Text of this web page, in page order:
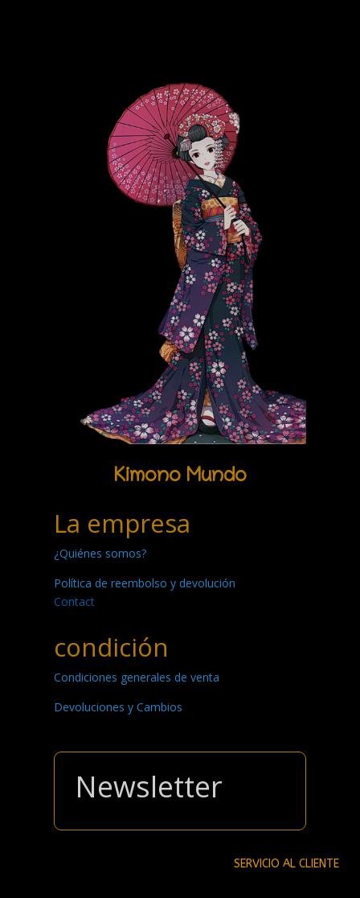
Kimono Mundo
La empresa
¿Quiénes somos?
Política de reembolso y devolución
Contact
condición
Condiciones generales de venta
Devoluciones y Cambios
Newsletter
SERVICIO AL CLIENTE